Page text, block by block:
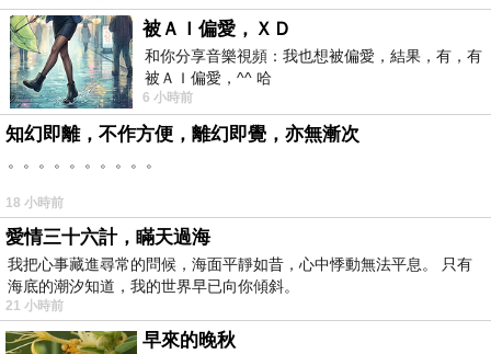
畫、要求家長同意？（在我高中時）顯然我媽當
年就沒同意這樣害自己孩子，看起來惡爹同意
了。我媽口中的“人家”就是指公安惡警，即下三
爛員警們（公安保衛局），人家早就設計這樣害
認為，就是因為這個根本分歧，導致存在二十多
年的我們家，家破人亡了——我媽被毒死。
就在兩次爭吵之間，惡爹的上級（公安鎮壓機
關）調配惡爹從設計院“下海”，去房地產開發公
被ＡＩ偏愛，ＸＤ
和你分享音樂視頻：我也想被偏愛，結果，有，有
被ＡＩ偏愛，^^ 哈
6 小時前
知幻即離，不作方便，離幻即覺，亦無漸次
。。。。。。。。。。
18 小時前
愛情三十六計，瞞天過海
我把心事藏進尋常的問候，海面平靜如昔，心中悸動無法平息。 只有
海底的潮汐知道，我的世界早已向你傾斜。
21 小時前
早來的晚秋